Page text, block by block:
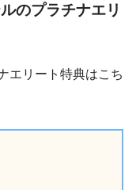
のプラチナエリ
エリート特典はこち